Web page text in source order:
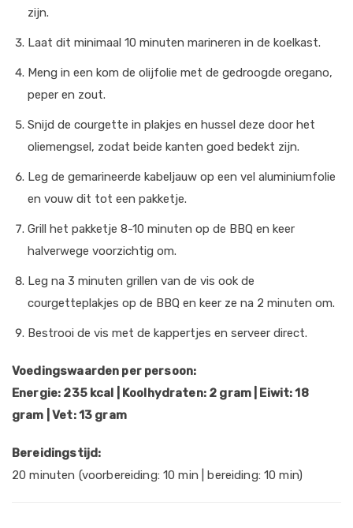
zijn.
Laat dit minimaal 10 minuten marineren in de koelkast.
Meng in een kom de olijfolie met de gedroogde oregano,
peper en zout.
Snijd de courgette in plakjes en hussel deze door het
oliemengsel, zodat beide kanten goed bedekt zijn.
Leg de gemarineerde kabeljauw op een vel aluminiumfolie
en vouw dit tot een pakketje.
Grill het pakketje 8-10 minuten op de BBQ en keer
halverwege voorzichtig om.
Leg na 3 minuten grillen van de vis ook de
courgetteplakjes op de BBQ en keer ze na 2 minuten om.
Bestrooi de vis met de kappertjes en serveer direct.
Voedingswaarden per persoon:
Energie: 235 kcal | Koolhydraten: 2 gram | Eiwit: 18
gram | Vet: 13 gram
Bereidingstijd:
20 minuten (voorbereiding: 10 min | bereiding: 10 min)